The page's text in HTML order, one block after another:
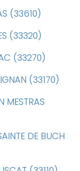
(33610)
(33320)
(33270)
(33170)
DE BUCH